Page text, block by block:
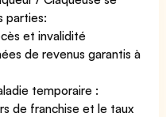
parties:
et invalidité
de revenus garantis à
temporaire :
de franchise et le taux